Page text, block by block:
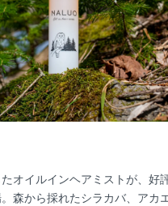
オイルインヘアミストが、好
森から採れたシラカバ、アカ